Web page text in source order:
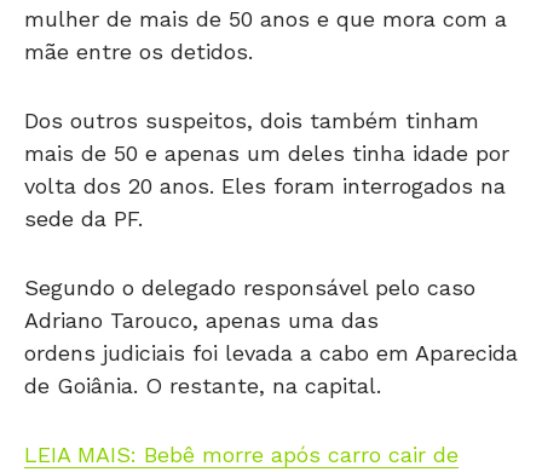
mulher de mais de 50 anos e que mora com a
mãe entre os detidos.
Dos outros suspeitos, dois também tinham
mais de 50 e apenas um deles tinha idade por
volta dos 20 anos. Eles foram interrogados na
sede da PF.
Segundo o delegado responsável pelo caso
Adriano Tarouco, apenas uma das
ordens judiciais foi levada a cabo em Aparecida
de Goiânia. O restante, na capital.
LEIA MAIS: Bebê morre após carro cair de